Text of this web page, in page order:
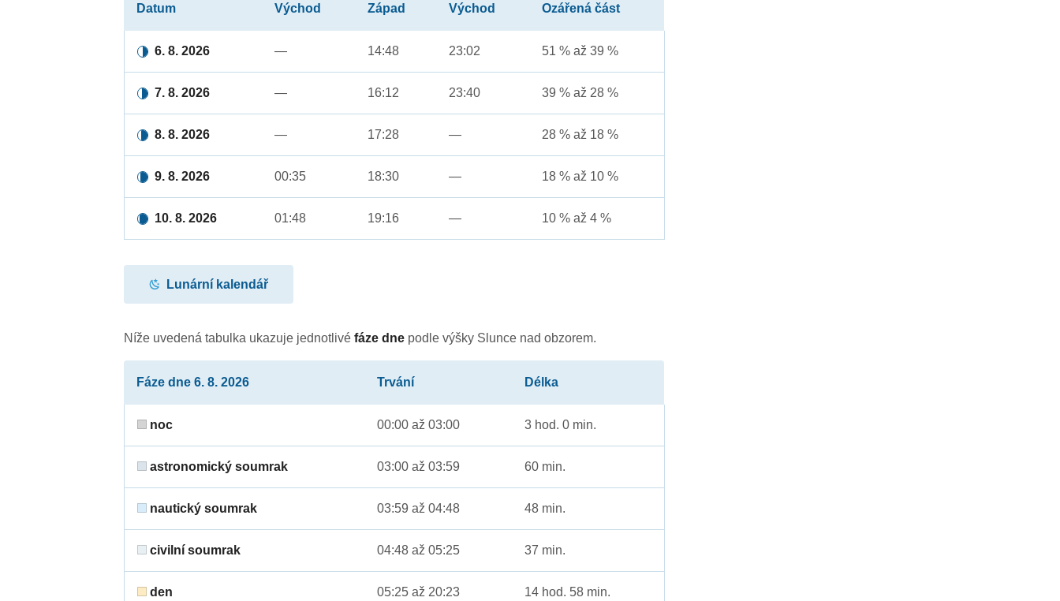
Datum Východ Západ Východ Ozářená část
6. 8. 2026 — 14:48 23:02 51 % až 39 %
7. 8. 2026 — 16:12 23:40 39 % až 28 %
8. 8. 2026 — 17:28 — 28 % až 18 %
9. 8. 2026 00:35 18:30 — 18 % až 10 %
10. 8. 2026 01:48 19:16 — 10 % až 4 %
Lunární kalendář
Níže uvedená tabulka ukazuje jednotlivéfáze dne podle výšky Slunce nad obzorem.
Fáze dne 6. 8. 2026 Trvání Délka
noc 00:00 až 03:00 3 hod. 0 min.
astronomický soumrak 03:00 až 03:59 60 min.
nautický soumrak 03:59 až 04:48 48 min.
civilní soumrak 04:48 až 05:25 37 min.
den 05:25 až 20:23 14 hod. 58 min.